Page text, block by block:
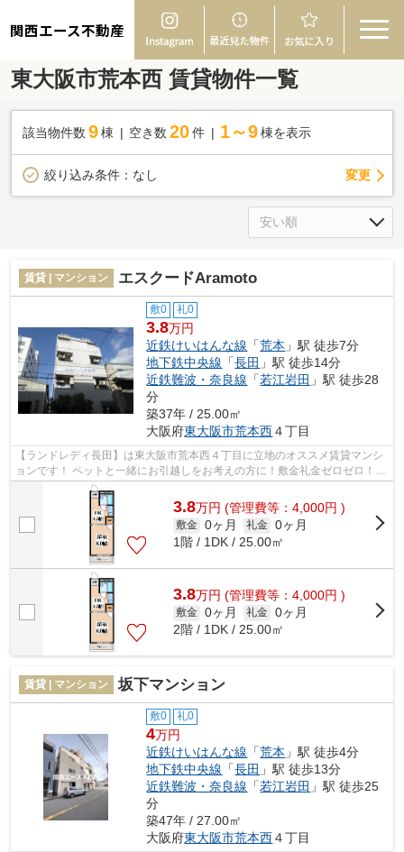
関西エース不動産
東大阪市荒本西 賃貸物件一覧
該当物件数 9棟 空き数 20 件 1～9 棟を表示
絞り込み条件： なし 変更
賃貸 | マンション エスクードAramoto
敷0 礼0
3.8万円
近鉄けいはんな線 「荒本 」駅 徒歩7分
地下鉄中央線 「長田 」駅 徒歩14分
近鉄難波・奈良線 「若江岩田 」駅 徒歩28
分
築37年 / 25.00㎡
大阪府東大阪市荒本西４丁目
【ランドレディ長田】は東大阪市荒本西４丁目に立地のオススメ賃貸マンシ
ョンです！ ペットと一緒にお引越しをお考えの方に！敷金礼金ゼロゼロ！家
賃も３万円台とお安め設定のオスス...
3.8万円 (管理費等：4,000円 )
敷金 0ヶ月 礼金 0ヶ月
1階 / 1DK / 25.00㎡
3.8万円 (管理費等：4,000円 )
敷金 0ヶ月 礼金 0ヶ月
2階 / 1DK / 25.00㎡
賃貸 | マンション 坂下マンション
敷0 礼0
4万円
近鉄けいはんな線 「荒本 」駅 徒歩4分
地下鉄中央線 「長田 」駅 徒歩13分
近鉄難波・奈良線 「若江岩田 」駅 徒歩25
分
築47年 / 27.00㎡
大阪府東大阪市荒本西４丁目